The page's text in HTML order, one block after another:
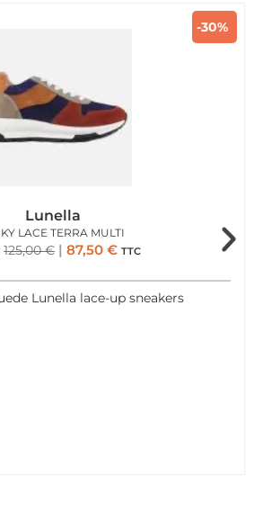
-30%
Lunella
LACE TERRA MULTI
125,00€ 87,50 € TTC
Lunella lace-up sneakers